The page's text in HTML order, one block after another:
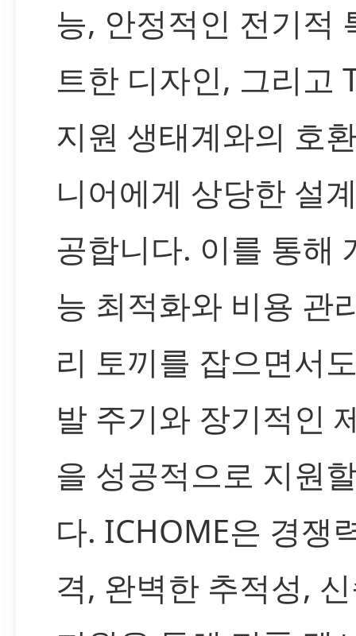
능, 안정적인 전기적
트한 디자인, 그리고
지원 생태계와의 호
니어에게 상당한 설
공합니다. 이를 통해
능 최적화와 비용 관
리 토끼를 잡으면서
발 주기와 장기적인
을 성공적으로 지원
다. ICHOME은 경쟁
격, 완벽한 추적성,